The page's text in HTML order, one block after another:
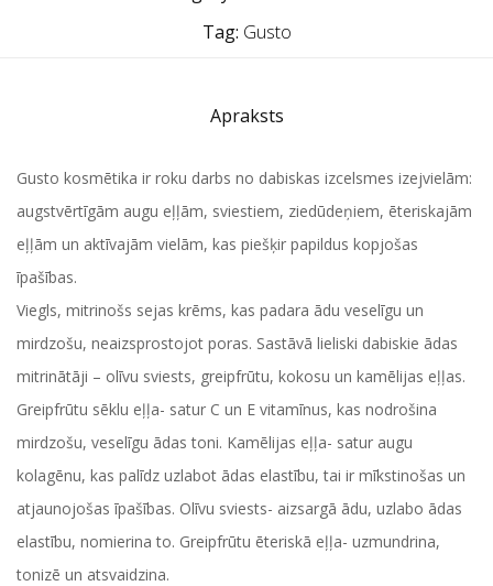
Tag: Gusto
Apraksts
Gusto kosmētika ir roku darbs no dabiskas izcelsmes izejvielām:
augstvērtīgām augu eļļām, sviestiem, ziedūdeņiem, ēteriskajām
eļļām un aktīvajām vielām, kas piešķir papildus kopjošas
īpašības.
Viegls, mitrinošs sejas krēms, kas padara ādu veselīgu un
mirdzošu, neaizsprostojot poras. Sastāvā lieliski dabiskie ādas
mitrinātāji – olīvu sviests, greipfrūtu, kokosu un kamēlijas eļļas.
Greipfrūtu sēklu eļļa- satur C un E vitamīnus, kas nodrošina
mirdzošu, veselīgu ādas toni. Kamēlijas eļļa- satur augu
kolagēnu, kas palīdz uzlabot ādas elastību, tai ir mīkstinošas un
atjaunojošas īpašības. Olīvu sviests- aizsargā ādu, uzlabo ādas
elastību, nomierina to. Greipfrūtu ēteriskā eļļa- uzmundrina,
tonizē un atsvaidzina.